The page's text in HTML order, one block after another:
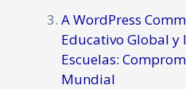
A WordPress
Educativo Global y
Escuelas:
Mundial